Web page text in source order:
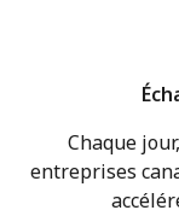
Chaque
entreprises